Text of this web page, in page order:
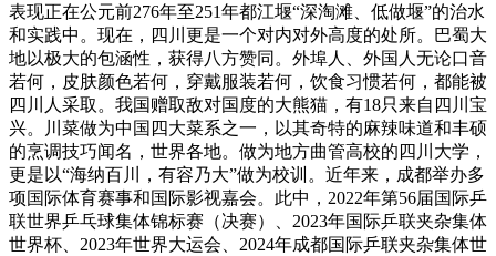
表现正在公元前276年至251年都江堰“深淘滩、低做堰”的治水
和实践中。‌现在，四川更是一个对内对外高度的处所。巴蜀大
地以极大的包涵性，获得八方赞同。外埠人、外国人无论口音
若何，皮肤颜色若何，穿戴服装若何，饮食习惯若何，都能被
四川人采取。我国赠取敌对国度的大熊猫，有18只来自四川宝
兴。川菜做为中国四大菜系之一，以其奇特的麻辣味道和丰硕
的烹调技巧闻名，世界各地。做为地方曲管高校的四川大学，
更是以“海纳百川，有容乃大”做为校训。近年来，成都举办多
项国际体育赛事和国际影视嘉会。此中，2022年第56届国际乒
联世界乒乓球集体锦标赛（决赛）、2023年国际乒联夹杂集体
世界杯、2023年世界大运会、2024年成都国际乒联夹杂集体世